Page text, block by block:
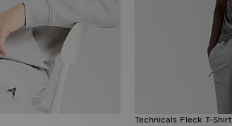
Technicals Fleck T-Shirt